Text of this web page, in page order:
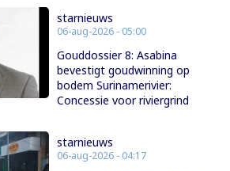
starnieuws
06-aug-2026 - 05:00
Gouddossier 8: Asabina
bevestigt goudwinning op
bodem Surinamerivier:
Concessie voor riviergrind
starnieuws
06-aug-2026 - 04:17